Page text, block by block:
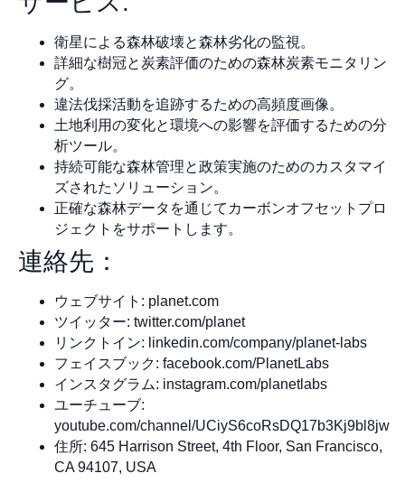
衛星による森林破壊と森林劣化の監視。
詳細な樹冠と炭素評価のための森林炭素モニタリン
グ。
違法伐採活動を追跡するための高頻度画像。
土地利用の変化と環境への影響を評価するための分
析ツール。
持続可能な森林管理と政策実施のためのカスタマイ
ズされたソリューション。
正確な森林データを通じてカーボンオフセットプロ
ジェクトをサポートします。
連絡先：
ウェブサイト: planet.com
ツイッター: twitter.com/planet
リンクトイン: linkedin.com/company/planet-labs
フェイスブック: facebook.com/PlanetLabs
インスタグラム: instagram.com/planetlabs
ユーチューブ:
youtube.com/channel/UCiyS6coRsDQ17b3Kj9bl8jw
住所: 645 Harrison Street, 4th Floor, San Francisco,
CA 94107, USA